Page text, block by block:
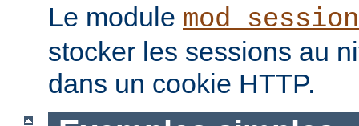
Le module
stocker les sessions au
dans un cookie HTTP.